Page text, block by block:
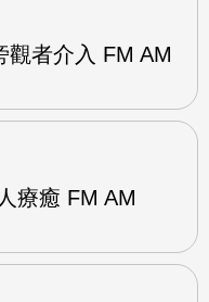
觀者介入 FM AM
療癒 FM AM